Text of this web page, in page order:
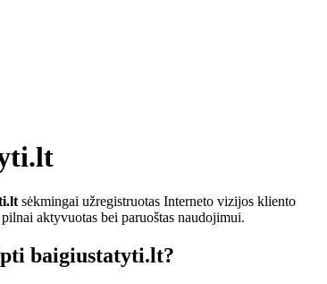
sėkmingai užregistruotas Interneto vizijos kliento
aktyvuotas bei paruoštas naudojimui.
baigiustatyti.lt?